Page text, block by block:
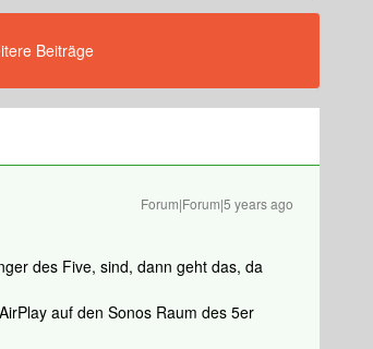
Beiträge
Forum|Forum|5 years ago
des Five, sind, dann geht das, da
auf den Sonos Raum des 5er